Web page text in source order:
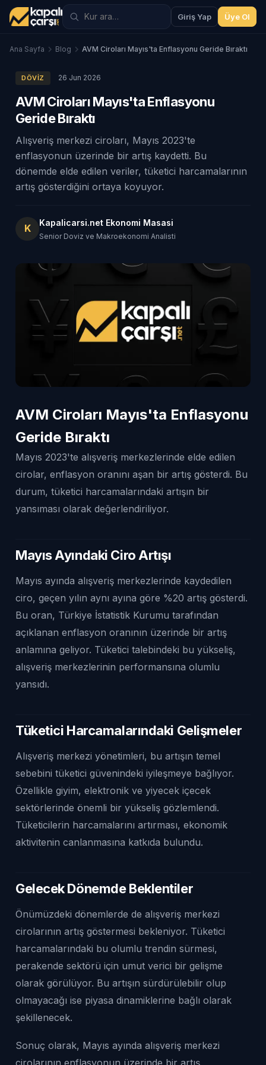
Giriş Yap Üye Ol
Ana Sayfa Blog AVM Ciroları Mayıs'ta Enflasyonu Geride Bıraktı
DÖVIZ 26 Jun 2026
AVM Ciroları Mayıs'ta Enflasyonu
Geride Bıraktı
Alışveriş merkezi ciroları, Mayıs 2023'te
enflasyonun üzerinde bir artış kaydetti. Bu
dönemde elde edilen veriler, tüketici harcamalarının
artış gösterdiğini ortaya koyuyor.
K Kapalicarsi.net Ekonomi Masasi
Senior Doviz ve Makroekonomi Analisti
AVM Ciroları Mayıs'ta Enflasyonu
Geride Bıraktı
Mayıs 2023'te alışveriş merkezlerinde elde edilen
cirolar, enflasyon oranını aşan bir artış gösterdi. Bu
durum, tüketici harcamalarındaki artışın bir
yansıması olarak değerlendiriliyor.
Mayıs Ayındaki Ciro Artışı
Mayıs ayında alışveriş merkezlerinde kaydedilen
ciro, geçen yılın aynı ayına göre %20 artış gösterdi.
Bu oran, Türkiye İstatistik Kurumu tarafından
açıklanan enflasyon oranının üzerinde bir artış
anlamına geliyor. Tüketici talebindeki bu yükseliş,
alışveriş merkezlerinin performansına olumlu
yansıdı.
Tüketici Harcamalarındaki Gelişmeler
Alışveriş merkezi yönetimleri, bu artışın temel
sebebini tüketici güvenindeki iyileşmeye bağlıyor.
Özellikle giyim, elektronik ve yiyecek içecek
sektörlerinde önemli bir yükseliş gözlemlendi.
Tüketicilerin harcamalarını artırması, ekonomik
aktivitenin canlanmasına katkıda bulundu.
Gelecek Dönemde Beklentiler
Önümüzdeki dönemlerde de alışveriş merkezi
cirolarının artış göstermesi bekleniyor. Tüketici
harcamalarındaki bu olumlu trendin sürmesi,
perakende sektörü için umut verici bir gelişme
olarak görülüyor. Bu artışın sürdürülebilir olup
olmayacağı ise piyasa dinamiklerine bağlı olarak
şekillenecek.
Sonuç olarak, Mayıs ayında alışveriş merkezi
cirolarının enflasyonun üzerinde bir artış